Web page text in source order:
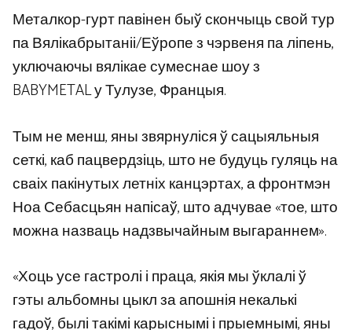
Металкор-гурт павінен быў скончыць свой тур
па Вялікабрытаніі/Еўропе з чэрвеня па ліпень,
уключаючы вялікае сумеснае шоу з
BABYMETAL у Тулузе, Францыя.
Тым не менш, яны звярнуліся ў сацыяльныя
сеткі, каб пацвердзіць, што не будуць гуляць на
сваіх пакінутых летніх канцэртах, а фронтмэн
Ноа Себасцьян напісаў, што адчувае «тое, што
можна назваць надзвычайным выгараннем».
«Хоць усе гастролі і праца, якія мы ўклалі ў
гэты альбомны цыкл за апошнія некалькі
гадоў, былі такімі карыснымі і прыемнымі, яны